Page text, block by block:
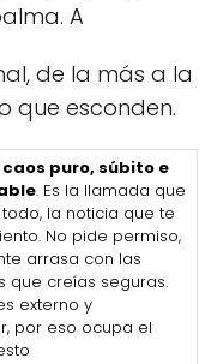
A
de la más a la
que esconden.
caos puro, súbito e
. Es la llamada que
la noticia que te
No pide permiso,
arrasa con las
que creías seguras.
externo y
por eso ocupa el